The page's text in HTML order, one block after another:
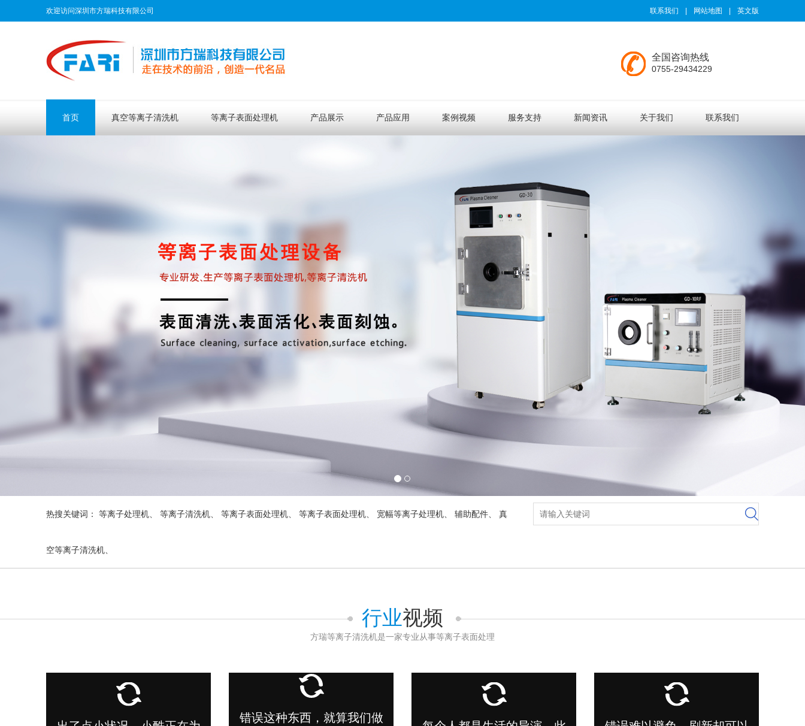
欢迎访问深圳市方瑞科技有限公司 联系我们 网站地图 英文版
全国咨询热线
0755-29434229
首页 真空等离子清洗机 等离子表面处理机 产品展示 产品应用 案例视频 服务支持 新闻资讯 关于我们 联系我们
热搜关键词： 等离子处理机 等离子清洗机 等离子表面处理机 等离子表面处理机 宽幅等离子处理机 辅助配件 真
空等离子清洗机
行业视频
方瑞等离子清洗机是一家专业从事等离子表面处理